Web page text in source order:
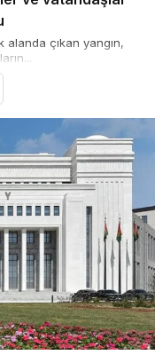
alanda çıkan yangın,